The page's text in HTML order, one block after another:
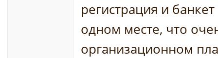
регистрация и
одном месте, что
организационном